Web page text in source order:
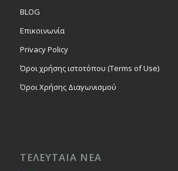
BLOG
Επικοινωνία
Privacy Policy
Όροι χρήσης ιστοτόπου (Terms of Use)
Όροι Χρήσης Διαγωνισμού
ΤΕΛΕΥΤΑΙΑ ΝΕΑ